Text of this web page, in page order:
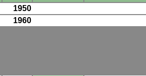
1950
1960